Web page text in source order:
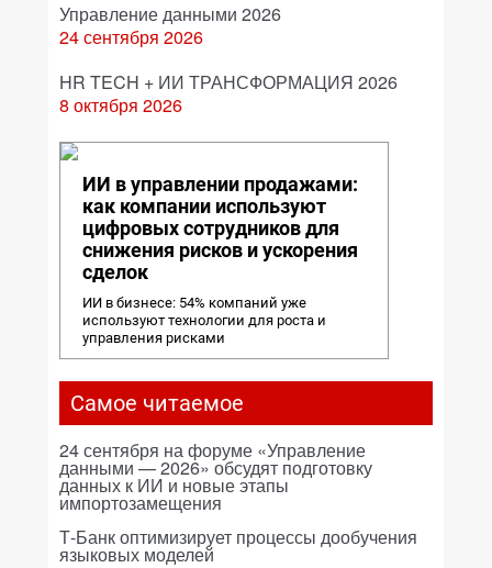
Управление данными 2026
24 сентября 2026
HR TECH + ИИ ТРАНСФОРМАЦИЯ 2026
8 октября 2026
ИИ в управлении продажами:
как компании используют
цифровых сотрудников для
снижения рисков и ускорения
сделок
ИИ в бизнесе: 54% компаний уже
используют технологии для роста и
управления рисками
Самое читаемое
24 сентября на форуме «Управление
данными — 2026» обсудят подготовку
данных к ИИ и новые этапы
импортозамещения
Т-Банк оптимизирует процессы дообучения
языковых моделей